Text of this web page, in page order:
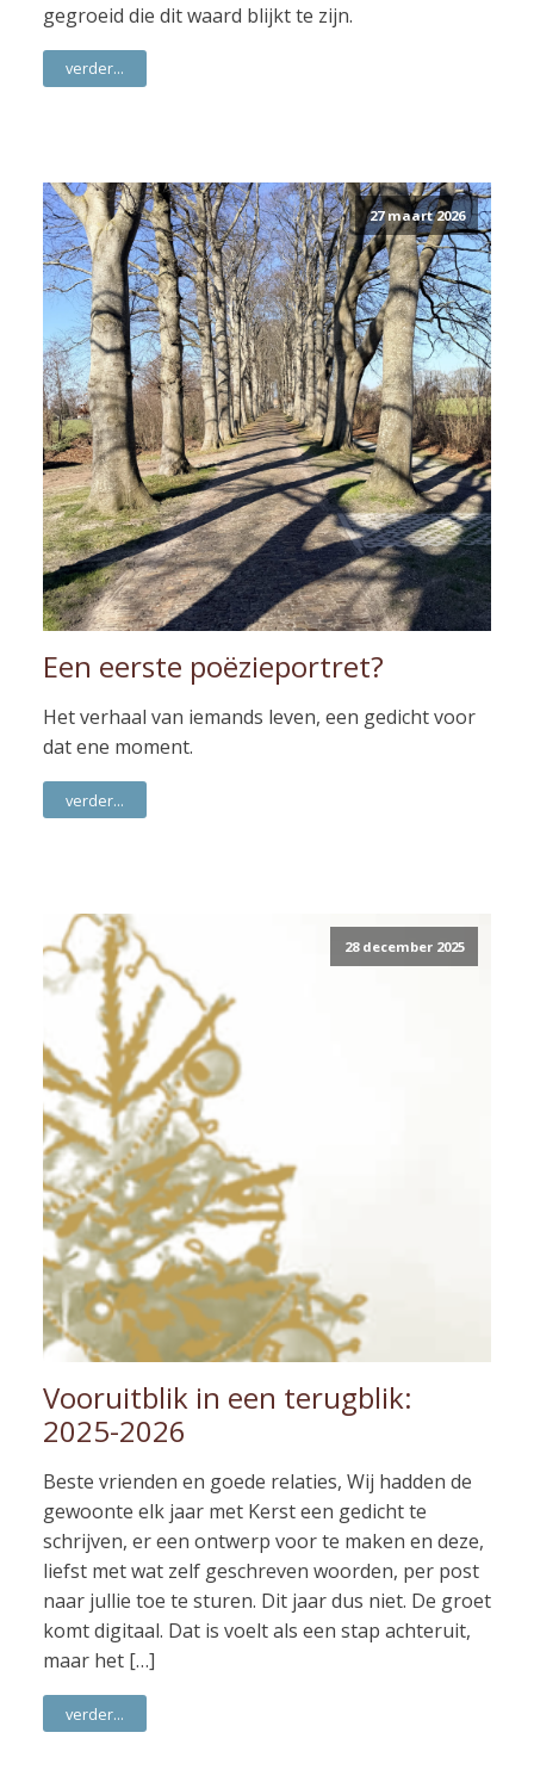
gegroeid die dit waard blijkt te zijn.
verder...
27 maart 2026
Een eerste poëzieportret?
Het verhaal van iemands leven, een gedicht voor
dat ene moment.
verder...
28 december 2025
Vooruitblik in een terugblik:
2025-2026
Beste vrienden en goede relaties, Wij hadden de
gewoonte elk jaar met Kerst een gedicht te
schrijven, er een ontwerp voor te maken en deze,
liefst met wat zelf geschreven woorden, per post
naar jullie toe te sturen. Dit jaar dus niet. De groet
komt digitaal. Dat is voelt als een stap achteruit,
maar het […]
verder...